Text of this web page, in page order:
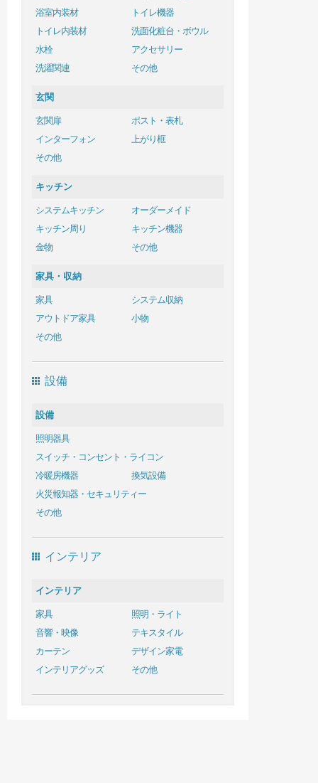
浴室内装材
トイレ機器
トイレ内装材
洗面化粧台・ボウル
水栓
アクセサリー
洗濯関連
その他
玄関
玄関扉
ポスト・表札
インターフォン
上がり框
その他
キッチン
システムキッチン
オーダーメイド
キッチン周り
キッチン機器
金物
その他
家具・収納
家具
システム収納
アウトドア家具
小物
その他
設備
設備
照明器具
スイッチ・コンセント・ライコン
冷暖房機器
換気設備
火災報知器・セキュリティー
その他
インテリア
インテリア
家具
照明・ライト
音響・映像
テキスタイル
カーテン
デザイン家電
インテリアグッズ
その他